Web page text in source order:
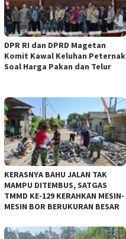
DPR RI dan DPRD Magetan
Komit Kawal Keluhan Peternak
Soal Harga Pakan dan Telur
KERASNYA BAHU JALAN TAK
MAMPU DITEMBUS, SATGAS
TMMD KE-129 KERAHKAN MESIN-
MESIN BOR BERUKURAN BESAR